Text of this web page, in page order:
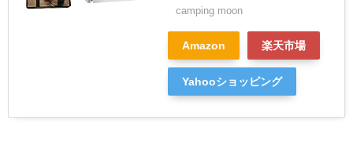
camping moon
Amazon 楽天市場
Yahooショッピング